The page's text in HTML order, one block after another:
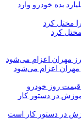
خارج‌نشین‌ها با سهمیه اقامت / ۸ میلیارد بده خودرو وارد
کرد
روز خودرو
در دستور کار است